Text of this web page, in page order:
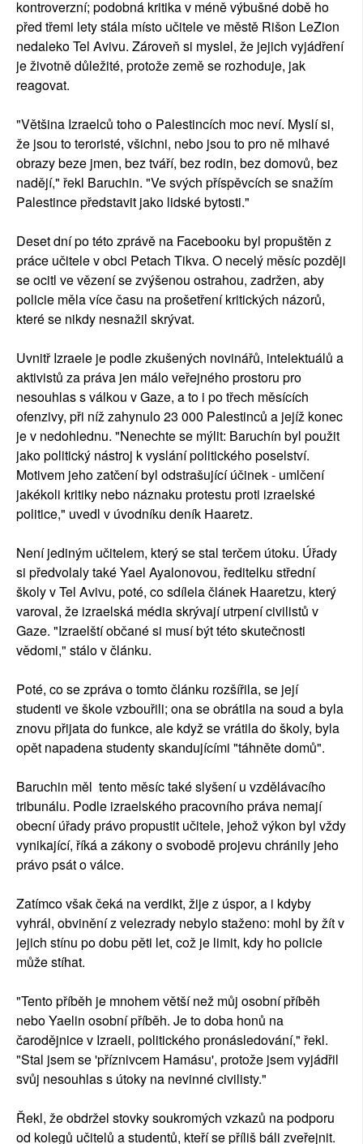
kontroverzní; podobná kritika v méně výbušné době ho
před třemi lety stála místo učitele ve městě Rišon LeZion
nedaleko Tel Avivu. Zároveň si myslel, že jejich vyjádření
je životně důležité, protože země se rozhoduje, jak
reagovat.
"Většina Izraelců toho o Palestincích moc neví. Myslí si,
že jsou to teroristé, všichni, nebo jsou to pro ně mlhavé
obrazy beze jmen, bez tváří, bez rodin, bez domovů, bez
nadějí," řekl Baruchin. "Ve svých příspěvcích se snažím
Palestince představit jako lidské bytosti."
Deset dní po této zprávě na Facebooku byl propuštěn z
práce učitele v obci Petach Tikva. O necelý měsíc později
se ocitl ve vězení se zvýšenou ostrahou, zadržen, aby
policie měla více času na prošetření kritických názorů,
které se nikdy nesnažil skrývat.
Uvnitř Izraele je podle zkušených novinářů, intelektuálů a
aktivistů za práva jen málo veřejného prostoru pro
nesouhlas s válkou v Gaze, a to i po třech měsících
ofenzivy, při níž zahynulo 23 000 Palestinců a jejíž konec
je v nedohlednu. "Nenechte se mýlit: Baruchín byl použit
jako politický nástroj k vyslání politického poselství.
Motivem jeho zatčení byl odstrašující účinek - umlčení
jakékoli kritiky nebo náznaku protestu proti izraelské
politice," uvedl v úvodníku deník Haaretz.
Není jediným učitelem, který se stal terčem útoku. Úřady
si předvolaly také Yael Ayalonovou, ředitelku střední
školy v Tel Avivu, poté, co sdílela článek Haaretzu, který
varoval, že izraelská média skrývají utrpení civilistů v
Gaze. "Izraelští občané si musí být této skutečnosti
vědomi," stálo v článku.
Poté, co se zpráva o tomto článku rozšířila, se její
studenti ve škole vzbouřili; ona se obrátila na soud a byla
znovu přijata do funkce, ale když se vrátila do školy, byla
opět napadena studenty skandujícími "táhněte domů".
Baruchin měl tento měsíc také slyšení u vzdělávacího
tribunálu. Podle izraelského pracovního práva nemají
obecní úřady právo propustit učitele, jehož výkon byl vždy
vynikající, říká a zákony o svobodě projevu chránily jeho
právo psát o válce.
Zatímco však čeká na verdikt, žije z úspor, a i kdyby
vyhrál, obvinění z velezrady nebylo staženo: mohl by žít v
jejich stínu po dobu pěti let, což je limit, kdy ho policie
může stíhat.
"Tento příběh je mnohem větší než můj osobní příběh
nebo Yaelin osobní příběh. Je to doba honů na
čarodějnice v Izraeli, politického pronásledování," řekl.
"Stal jsem se 'příznivcem Hamásu', protože jsem vyjádřil
svůj nesouhlas s útoky na nevinné civilisty."
Řekl, že obdržel stovky soukromých vzkazů na podporu
od kolegů učitelů a studentů, kteří se příliš báli zveřejnit.